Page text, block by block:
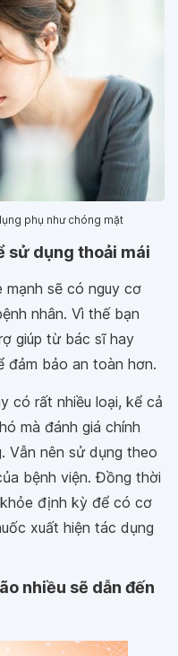
phụ như chóng mặt
sử dụng thoải mái
mạnh sẽ có nguy cơ
nhân. Vì thế bạn
giúp từ bác sĩ hay
đảm bảo an toàn hơn.
có rất nhiều loại, kể cả
mà đánh giá chính
Vẫn nên sử dụng theo
bệnh viện. Đồng thời
định kỳ để có cơ
xuất hiện tác dụng
nhiều sẽ dẫn đến